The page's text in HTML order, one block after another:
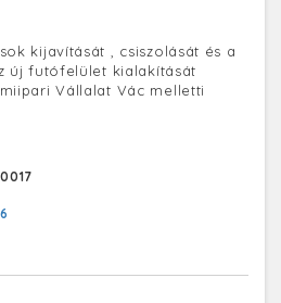
kijavítását , csiszolását és a
új futófelület kialakítását
Vállalat Vác melletti